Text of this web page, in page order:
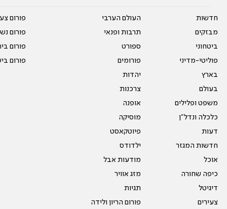
חדשות
מבזקים
ביטחוני
פוליטי-מדיני
בארץ
בעולם
משפט ופלילים
כלכלה ונדל"ן
דעות
חדשות המגזר
אוכל
כיפה שחורה
דיגיטל
צעירים
העולם הערבי
תרבות ופנאי
ספורט
פורומים
יהדות
צרכנות
אופנה
מוסיקה
פיוטקאסט
ילדודס
מודעות אבל
מזג אוויר
תגיות
פורום הריון ולידה
פורום
פורום
פורום
פורום